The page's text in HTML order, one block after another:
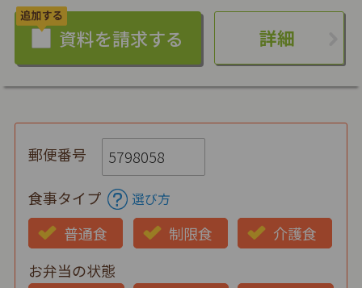
詳細
郵便番号
食事タイプ 選び方
普通食 制限食
介護食
お弁当の状態